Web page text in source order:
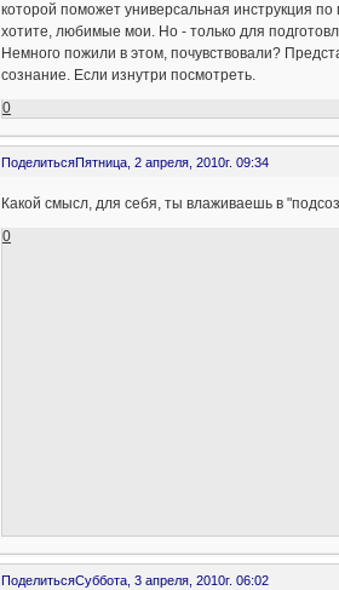
которой поможет универсальная инструкция
хотите, любимые мои. Но - только для
Немного пожили в этом, почувствовали?
сознание. Если изнутри посмотреть.
0
ПоделитьсяПятница, 2 апреля, 2010г. 09:34
Какой смысл, для себя, ты влаживаешь в
0
ПоделитьсяСуббота, 3 апреля, 2010г. 06:02